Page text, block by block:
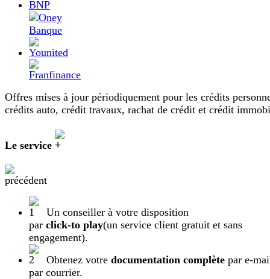
Offres mises à jour périodiquement pour les crédits
crédits auto, crédit travaux, rachat de crédit et crédit
Le service
Un conseiller à votre disposition
par click-to play(un service client gratuit et sans
engagement).
Obtenez votre documentation complète par e-
par courrier.